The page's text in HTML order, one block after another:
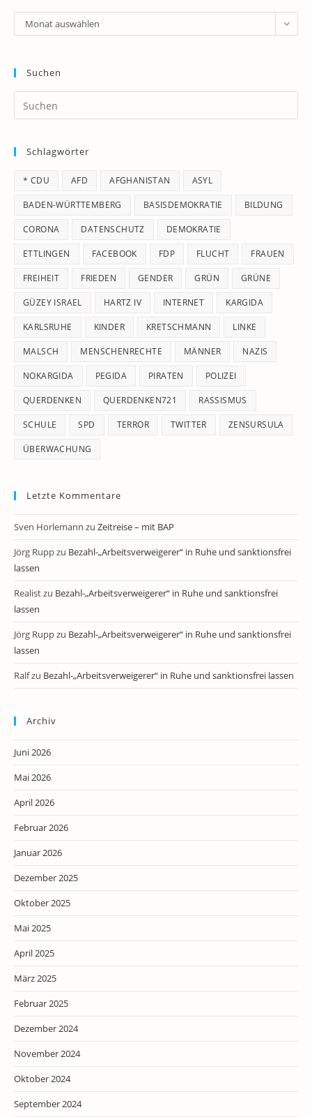
Archiv
Monat auswählen
Suchen
Schlagwörter
* CDU AFD AFGHANISTAN ASYL
BADEN-WÜRTTEMBERG BASISDEMOKRATIE BILDUNG
CORONA DATENSCHUTZ DEMOKRATIE
ETTLINGEN FACEBOOK FDP FLUCHT FRAUEN
FREIHEIT FRIEDEN GENDER GRÜN GRÜNE
GÜZEY ISRAEL HARTZ IV INTERNET KARGIDA
KARLSRUHE KINDER KRETSCHMANN LINKE
MALSCH MENSCHENRECHTE MÄNNER NAZIS
NOKARGIDA PEGIDA PIRATEN POLIZEI
QUERDENKEN QUERDENKEN721 RASSISMUS
SCHULE SPD TERROR TWITTER ZENSURSULA
ÜBERWACHUNG
Letzte Kommentare
Sven Horlemann zu Zeitreise – mit BAP
Jörg Ruppzu Bezahl-„Arbeitsverweigerer“ in Ruhe und sanktionsfrei
lassen
Realistzu Bezahl-„Arbeitsverweigerer“ in Ruhe und sanktionsfrei
lassen
Jörg Ruppzu Bezahl-„Arbeitsverweigerer“ in Ruhe und sanktionsfrei
lassen
Ralfzu Bezahl-„Arbeitsverweigerer“ in Ruhe und sanktionsfrei lassen
Archiv
Juni 2026
Mai 2026
April 2026
Februar 2026
Januar 2026
Dezember 2025
Oktober 2025
Mai 2025
April 2025
März 2025
Februar 2025
Dezember 2024
November 2024
Oktober 2024
September 2024